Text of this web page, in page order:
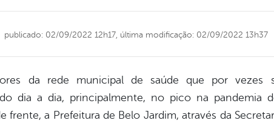
publicado: 02/09/2022 12h17, última modificação: 02/09/2022 13h37
da rede municipal de saúde que por vezes
dia a dia, principalmente, no pico na pandemia
frente, a Prefeitura de Belo Jardim, através da